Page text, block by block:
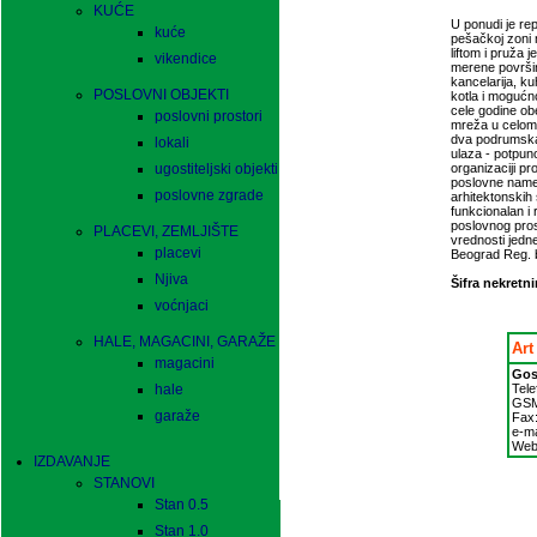
KUĆE
kuće
vikendice
POSLOVNI OBJEKTI
poslovni prostori
lokali
ugostiteljski objekti
poslovne zgrade
PLACEVI, ZEMLJIŠTE
placevi
Njiva
voćnjaci
HALE, MAGACINI, GARAŽE
magacini
hale
garaže
IZDAVANJE
STANOVI
Stan 0.5
Stan 1.0
U ponudi je
pešačkoj zoni
liftom i pruža
merene
kancelarija,
kotla i
cele godine
mreža u
dva
ulaza -
organizaciji
poslovne
arhitektonskih
funkcionalan i
poslovnog
vrednosti
Beograd Reg.
Šifra
Art
e-